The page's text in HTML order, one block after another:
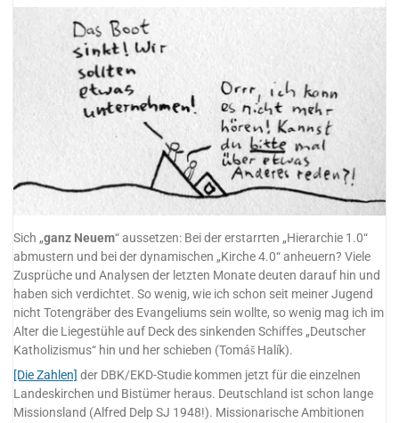
Sich „ganz Neuem“ aussetzen: Bei der erstarrten „Hierarchie 1.0“
abmustern und bei der dynamischen „Kirche 4.0“ anheuern? Viele
Zusprüche und Analysen der letzten Monate deuten darauf hin und
haben sich verdichtet. So wenig, wie ich schon seit meiner Jugend
nicht Totengräber des Evangeliums sein wollte, so wenig mag ich im
Alter die Liegestühle auf Deck des sinkenden Schiffes „Deutscher
Katholizismus“ hin und her schieben (Tomáš Halík).
[Die Zahlen] der DBK/EKD-Studie kommen jetzt für die einzelnen
Landeskirchen und Bistümer heraus. Deutschland ist schon lange
Missionsland (Alfred Delp SJ 1948!). Missionarische Ambitionen